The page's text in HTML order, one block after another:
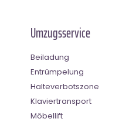
Umzugsservice
Beiladung
Entrümpelung
Halteverbotszone
Klaviertransport
Möbellift